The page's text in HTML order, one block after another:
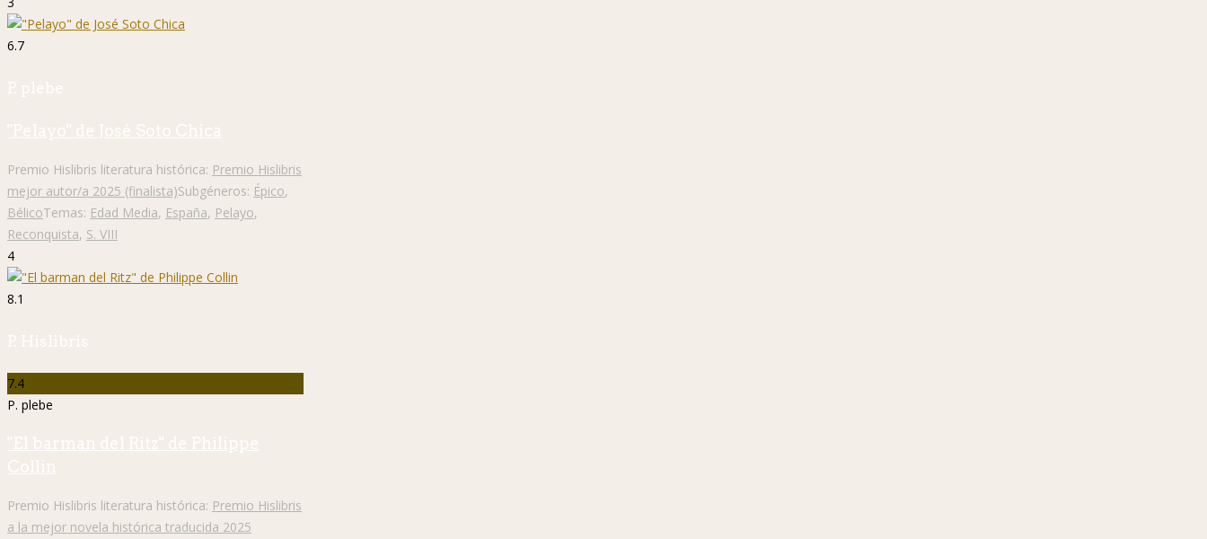
6.7
P. plebe
"Pelayo" de José Soto Chica
Premio Hislibris literatura histórica: Premio Hislibris
mejor autor/a 2025 (finalista)Subgéneros: Épico,
BélicoTemas: Edad Media, España, Pelayo,
Reconquista, S. VIII
4
8.1
P. Hislibris
7.4
P. plebe
"El barman del Ritz" de Philippe
Collin
Premio Hislibris literatura histórica: Premio Hislibris
a la mejor novela histórica traducida 2025